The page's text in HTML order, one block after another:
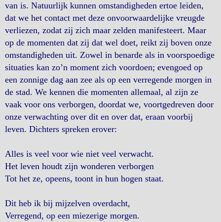
van is. Natuurlijk kunnen omstandigheden ertoe leiden,
dat we het contact met deze onvoorwaardelijke vreugde
verliezen, zodat zij zich maar zelden manifesteert. Maar
op de momenten dat zij dat wel doet, reikt zij boven onze
omstandigheden uit. Zowel in benarde als in voorspoedige
situaties kan zo’n moment zich voordoen; evengoed op
een zonnige dag aan zee als op een verregende morgen in
de stad. We kennen die momenten allemaal, al zijn ze
vaak voor ons verborgen, doordat we, voortgedreven door
onze verwachting over dit en over dat, eraan voorbij
leven. Dichters spreken erover:
Alles is veel voor wie niet veel verwacht.
Het leven houdt zijn wonderen verborgen
Tot het ze, opeens, toont in hun hogen staat.
Dit heb ik bij mijzelven overdacht,
Verregend, op een miezerige morgen.